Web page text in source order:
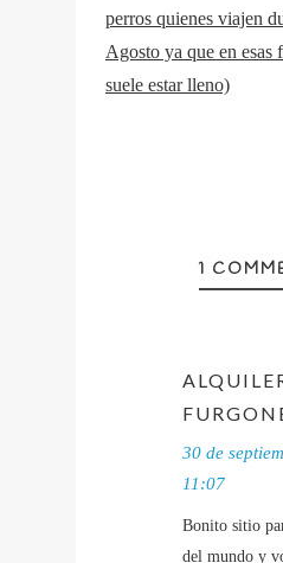
perros quienes viajen
Agosto ya que en esas
suele estar lleno)
1
30 de
11:07
Bonito sitio
del mundo y